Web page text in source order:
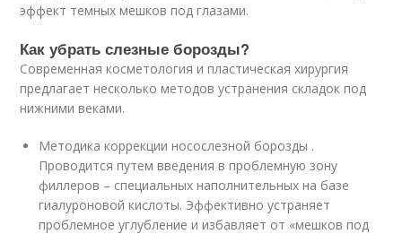
эффект темных мешков под глазами.
Как убрать слезные борозды?
Современная косметология и пластическая хирургия
предлагает несколько методов устранения складок под
нижними веками.
Методика коррекции носослезной борозды .
Проводится путем введения в проблемную зону
филлеров – специальных наполнительных на базе
гиалуроновой кислоты. Эффективно устраняет
проблемное углубление и избавляет от «мешков под